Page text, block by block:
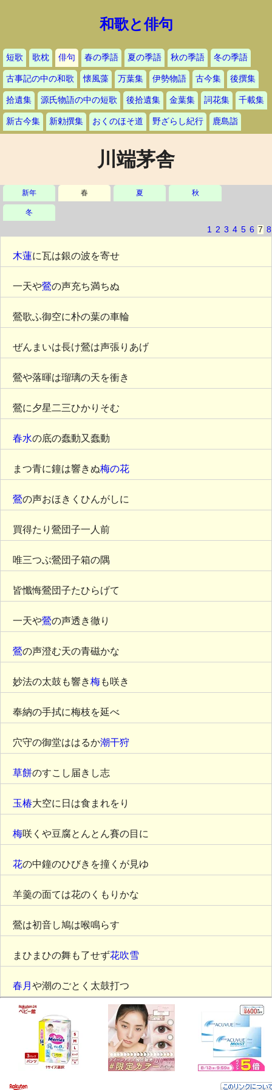
和歌と俳句
短歌 歌枕 俳句 春の季語 夏の季語 秋の季語 冬の季語
古事記の中の和歌 懐風藻 万葉集 伊勢物語 古今集 後撰集
拾遺集 源氏物語の中の短歌 後拾遺集 金葉集 詞花集 千載集
新古今集 新勅撰集 おくのほそ道 野ざらし紀行 鹿島詣
川端茅舎
新年 春 夏 秋
冬
1 2 3 4 5 6 7 8
木蓮に瓦は銀の波を寄せ
一天や鶯の声充ち満ちぬ
鶯歌ふ御空に朴の葉の車輪
ぜんまいは長け鶯は声張りあげ
鶯や落暉は瑠璃の天を衝き
鶯に夕星二三ひかりそむ
春水の底の蠢動又蠢動
まつ青に鐘は響きぬ梅の花
鶯の声おほきくひんがしに
買得たり鶯団子一人前
唯三つぶ鶯団子箱の隅
皆懺悔鶯団子たひらげて
一天や鶯の声透き徹り
鶯の声澄む天の青磁かな
妙法の太鼓も響き梅も咲き
奉納の手拭に梅枝を延べ
穴守の御堂ははるか潮干狩
草餅のすこし届きし志
玉椿大空に日は食まれをり
梅咲くや豆腐とんとん賽の目に
花の中鐘のひびきを撞くが見ゆ
羊羹の面ては花のくもりかな
鶯は初音し鳩は喉鳴らす
まひまひの舞も了せず花吹雪
春月 や潮のごとく太鼓打つ